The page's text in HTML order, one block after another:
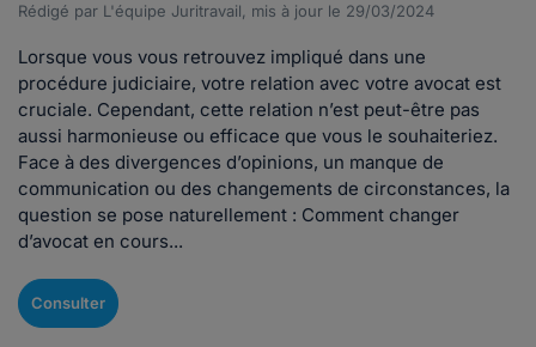
Rédigé par L'équipe Juritravail, mis à jour le 29/03/2024
Lorsque vous vous retrouvez impliqué dans une
procédure judiciaire, votre relation avec votre avocat est
cruciale. Cependant, cette relation n’est peut-être pas
aussi harmonieuse ou efficace que vous le souhaiteriez.
Face à des divergences d’opinions, un manque de
communication ou des changements de circonstances, la
question se pose naturellement : Comment changer
d’avocat en cours...
Consulter